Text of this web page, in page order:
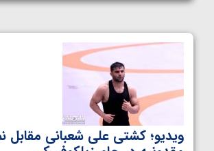
ویدیو؛ کشتی علی شعبانی مقابل